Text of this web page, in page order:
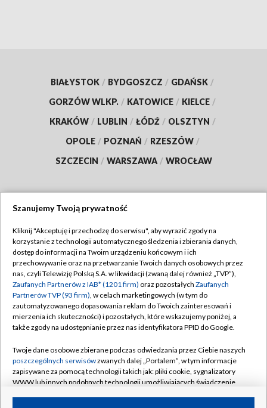
BIAŁYSTOK / BYDGOSZCZ / GDAŃSK /
GORZÓW WLKP. / KATOWICE / KIELCE /
KRAKÓW / LUBLIN / ŁÓDŹ / OLSZTYN /
OPOLE / POZNAŃ / RZESZÓW /
SZCZECIN / WARSZAWA / WROCŁAW
TVP
Abonament TVP
Emisja w TVP
Centrum informacji TVP
Naziemna Telewizja Cyfrowa
Rada Programowa
System NOS
Informacje o nadawcy
Regulamin TVP
Polityka prywatności
Moje zgody
Pomoc
Kontakt
Kanały
Szanujemy Twoją prywatność
Kliknij "Akceptuję i przechodzę do serwisu", aby wyrazić zgody na
korzystanie z technologii automatycznego śledzenia i zbierania danych,
dostęp do informacji na Twoim urządzeniu końcowym i ich
przechowywanie oraz na przetwarzanie Twoich danych osobowych przez
nas, czyli Telewizję Polską S.A. w likwidacji (zwaną dalej również „TVP”),
Zaufanych Partnerów z IAB* (1201 firm) oraz pozostałych Zaufanych
Partnerów TVP (93 firm), w celach marketingowych (w tym do
zautomatyzowanego dopasowania reklam do Twoich zainteresowań i
mierzenia ich skuteczności) i pozostałych, które wskazujemy poniżej, a
także zgody na udostępnianie przez nas identyfikatora PPID do Google.
Twoje dane osobowe zbierane podczas odwiedzania przez Ciebie naszych
poszczególnych serwisówzwanych dalej „Portalem”, w tym informacje
zapisywane za pomocą technologii takich jak: pliki cookie, sygnalizatory
WWW lub innych podobnych technologii umożliwiających świadczenie